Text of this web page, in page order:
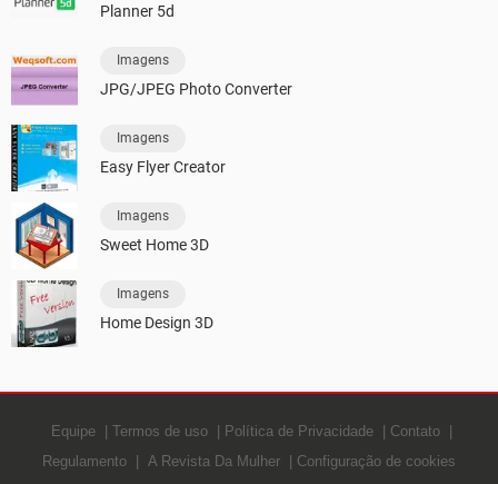
Planner 5d
Imagens
JPG/JPEG Photo Converter
Imagens
Easy Flyer Creator
Imagens
Sweet Home 3D
Imagens
Home Design 3D
Equipe Termos de uso Política de Privacidade
Contato
Regulamento
A Revista Da Mulher Configuração de cookies